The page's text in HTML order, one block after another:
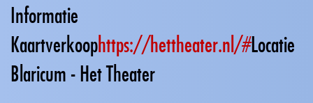
Informatie
Kaartverkoophttps://hettheater.nl/#Locatie
Blaricum - Het Theater